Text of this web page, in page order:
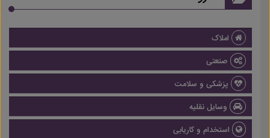
املاک
صنعتی
پزشکی و سلامت
وسایل نقلیه
استخدام و کاریابی